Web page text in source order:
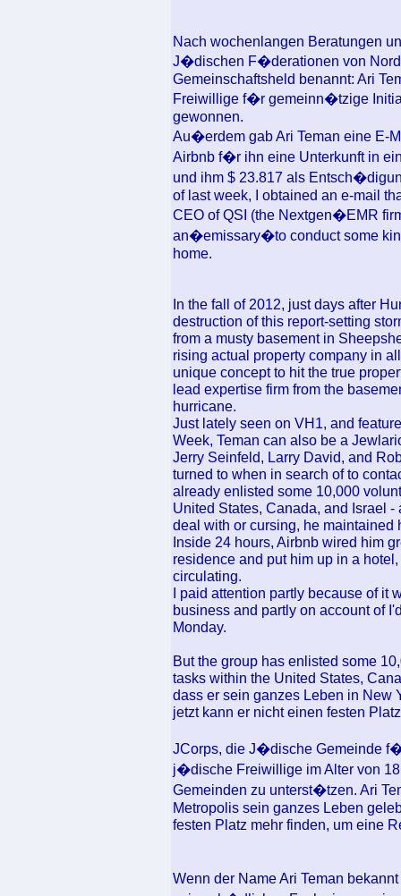
Nach wochenlangen Beratungen
J�dischen F�derationen von
Gemeinschaftsheld benannt: Ari
Freiwillige f�r gemeinn�tzige
gewonnen.
Au�erdem gab Ari Teman eine E-
Airbnb f�r ihn eine Unterkunft in
und ihm $ 23.817 als
of last week, I obtained an e-mail
CEO of QSI (the Nextgen�EMR
an�emissary�to conduct some
home.
In the fall of 2012, just days after
destruction of this report-setting
from a musty basement in
rising actual property company in
unique concept to hit the true
lead expertise firm from the
hurricane.
Just lately seen on VH1, and
Week, Teman can also be a
Jerry Seinfeld, Larry David, and
turned to when in search of to
already enlisted some 10,000
United States, Canada, and Israel
deal with or cursing, he
Inside 24 hours, Airbnb wired him
residence and put him up in a
circulating.
I paid attention partly because of it
business and partly on account of
Monday.
But the group has enlisted some
tasks within the United States,
dass er sein ganzes Leben in New
jetzt kann er nicht einen festen
JCorps, die J�dische Gemeinde
j�dische Freiwillige im Alter von
Gemeinden zu unterst�tzen. Ari
Metropolis sein ganzes Leben
festen Platz mehr finden, um eine
Wenn der Name Ari Teman